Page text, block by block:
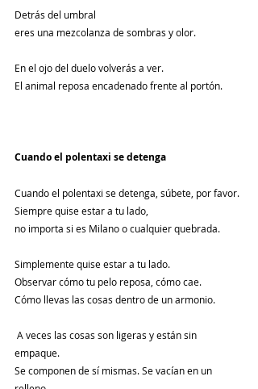
Detrás del umbral
eres una mezcolanza de sombras y olor.
En el ojo del duelo volverás a ver.
El animal reposa encadenado frente al portón.
Cuando el polentaxi se detenga
Cuando el polentaxi se detenga, súbete, por favor.
Siempre quise estar a tu lado,
no importa si es Milano o cualquier quebrada.
Simplemente quise estar a tu lado.
Observar cómo tu pelo reposa, cómo cae.
Cómo llevas las cosas dentro de un armonio.
A veces las cosas son ligeras y están sin
empaque.
Se componen de sí mismas. Se vacían en un